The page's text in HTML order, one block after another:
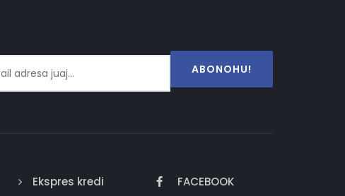
ABONOHU!
Ekspres kredi
FACEBOOK